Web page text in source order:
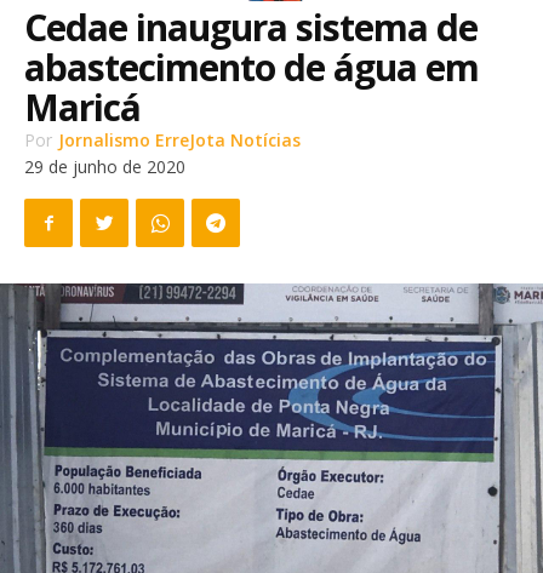
Cedae inaugura sistema de
abastecimento de água em
Maricá
Por Jornalismo ErreJota Notícias
29 de junho de 2020